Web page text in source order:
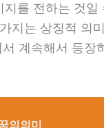
를 전하는 것
지는 상징적 의
계속해서 등
의의미